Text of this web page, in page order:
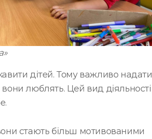
дітей. Тому важливо надати
люблять. Цей вид діяльності
стають більш мотивованими